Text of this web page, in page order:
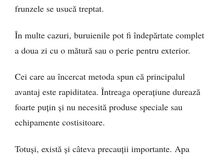
frunzele se usucă treptat.
În multe cazuri, buruienile pot fi îndepărtate complet
a doua zi cu o mătură sau o perie pentru exterior.
Cei care au încercat metoda spun că principalul
avantaj este rapiditatea. Întreaga operațiune durează
foarte puțin și nu necesită produse speciale sau
echipamente costisitoare.
Totuși, există și câteva precauții importante. Apa